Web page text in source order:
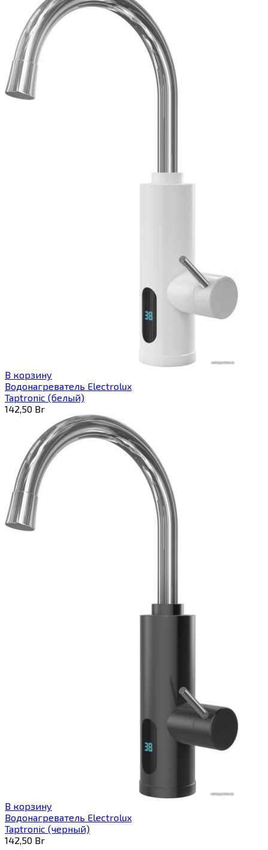
В корзину
Водонагреватель Electrolux
Taptronic (белый)
142,50 Br
В корзину
Водонагреватель Electrolux
Taptronic (черный)
142,50 Br